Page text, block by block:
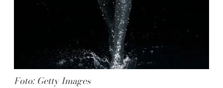
Foto: Getty Images